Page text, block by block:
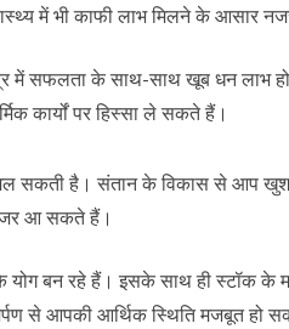
में भी काफी लाभ मिलने के आसार
में सफलता के साथ-साथ खूब धन लाभ
कार्यों पर हिस्सा ले सकते हैं।
सकती है। संतान के विकास से आप
आ सकते हैं।
के योग बन रहे हैं। इसके साथ ही स्टॉक
से आपकी आर्थिक स्थिति मजबूत हो